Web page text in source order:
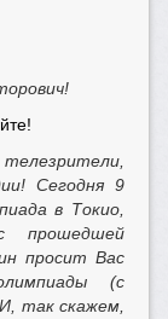
Сегодня 9
в Токио,
прошедшей
просит Вас
(с
так скажем,